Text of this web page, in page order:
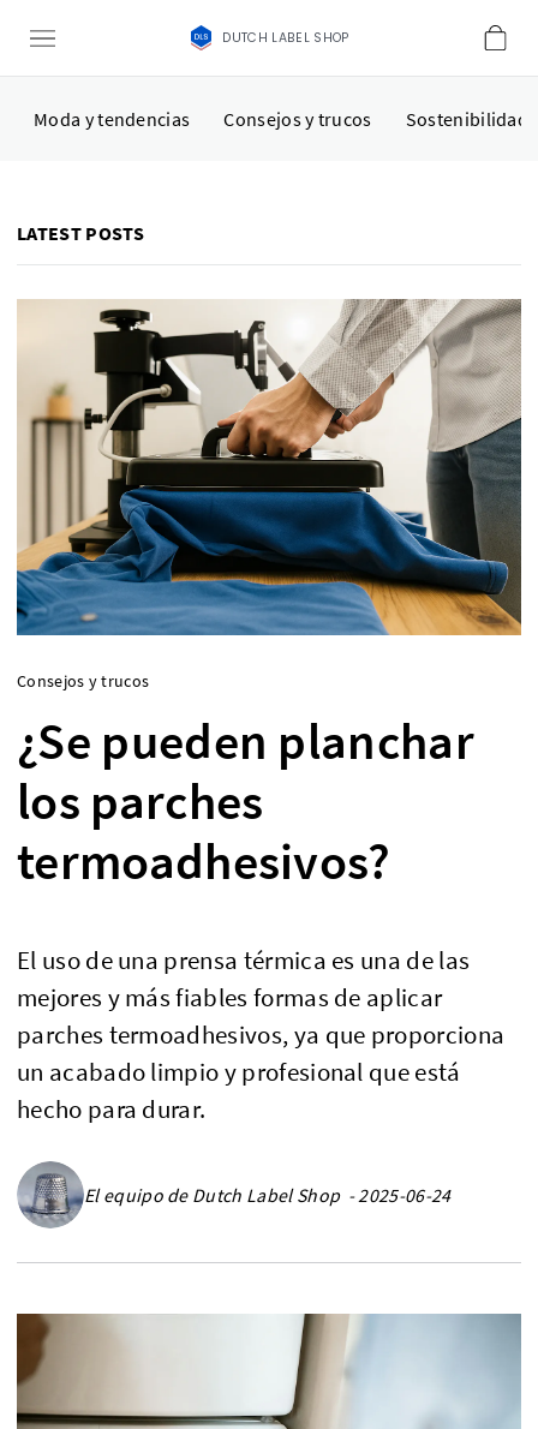
DUTCH LABEL SHOP
Moda y tendencias Consejos y trucos Sostenibilidad
LATEST POSTS
Consejos y trucos
¿Se pueden planchar
los parches
termoadhesivos?
El uso de una prensa térmica es una de las
mejores y más fiables formas de aplicar
parches termoadhesivos, ya que proporciona
un acabado limpio y profesional que está
hecho para durar.
El equipo de Dutch Label Shop - 2025-06-24